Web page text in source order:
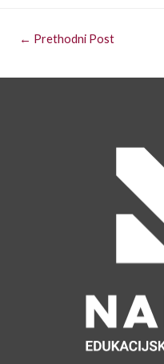
← Prethodni Post